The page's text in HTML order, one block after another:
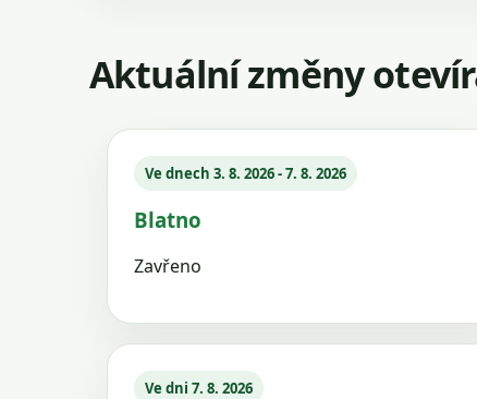
Aktuální změny
Ve dnech 3. 8. 2026 - 7. 8. 2026
Blatno
Zavřeno
Ve dni 7. 8. 2026